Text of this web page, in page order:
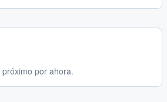
por ahora.